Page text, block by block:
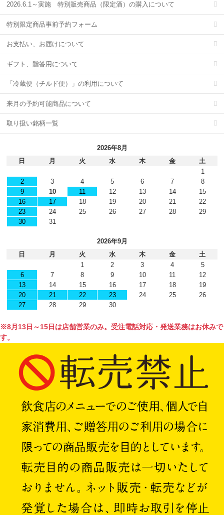
2026.6.1～実施 特別販売商品（限定酒）の購入について
特別限定商品事前予約フォーム
お支払い、お届けについて
ギフト、贈答用について
「冷蔵便（チルド便）」の利用について
来月の予約可能商品について
取り扱い銘柄一覧
2026年8月
日
月 火 水 木 金
土
1
2
3 4 5 6 7
8
9
10 11 12 13 14
15
16
17 18 19 20 21
22
23
24 25 26 27 28
29
30
31
2026年9月
日
月 火 水 木 金
土
1
2 3 4
5
6
7 8 9 10 11
12
13
14 15 16 17 18
19
20
21 22 23 24 25
26
27
28 29 30
※8月13日～15日は店舗営業のみ。受注電話対応・発送業務はお休みで
す。